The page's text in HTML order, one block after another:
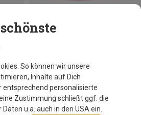
Du sparst 40%
auch
So können wir unsere
Inhalte auf Dich
entsprechend personalisierte
Zustimmung schließt ggf. die
u.a. auch in den USA ein.